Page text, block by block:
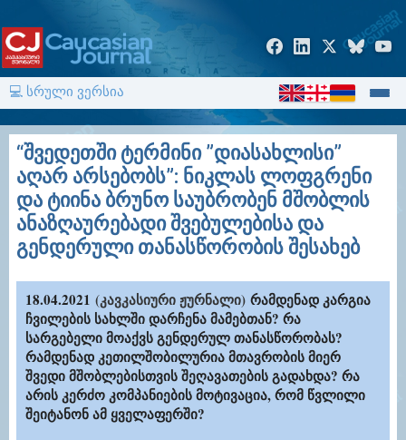
💻 სრული ვერსია
“შვედეთში ტერმინი ”დიასახლისი”
აღარ არსებობს”: ნიკლას ლოფგრენი
და ტიინა ბრუნო საუბრობენ მშობლის
ანაზღაურებადი შვებულებისა და
გენდერული თანასწორობის შესახებ
18.04.2021 (კავკასიური ჟურნალი) რამდენად კარგია
ჩვილების სახლში დარჩენა მამებთან? რა
სარგებელი მოაქვს გენდერულ თანასწორობას?
რამდენად კეთილშობილურია მთავრობის მიერ
შვედი მშობლებისთვის შეღავათების გადახდა? რა
არის კერძო კომპანიების მოტივაცია, რომ წვლილი
შეიტანონ ამ ყველაფერში?